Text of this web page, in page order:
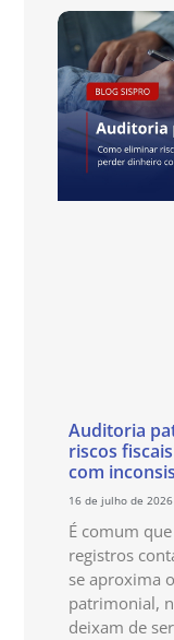
Auditoria
riscos
com
16 de julho de 2026
É comum
registros
se aproxima
patrimonial,
deixam de